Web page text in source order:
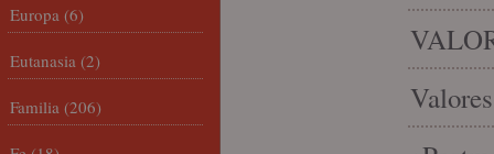
Europa (6)
Eutanasia (2)
Familia (206)